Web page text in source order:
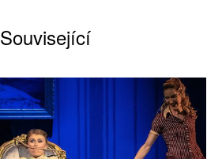
Související